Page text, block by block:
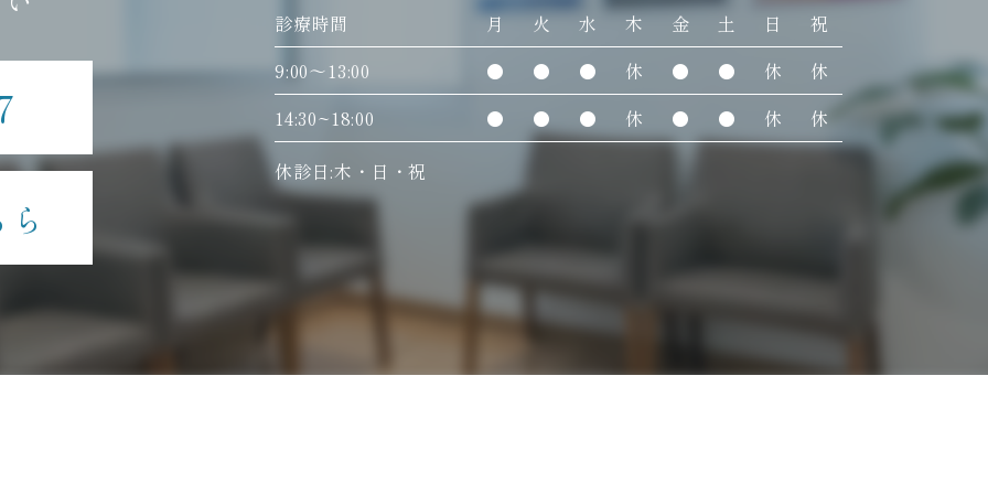
診療時間 月 火 水 木 金 土 日
祝
9:00〜13:00
● ● ● 休 ● ● 休
休
14:30~18:00
● ● ● 休 ● ● 休
休
休診日:木・日・祝